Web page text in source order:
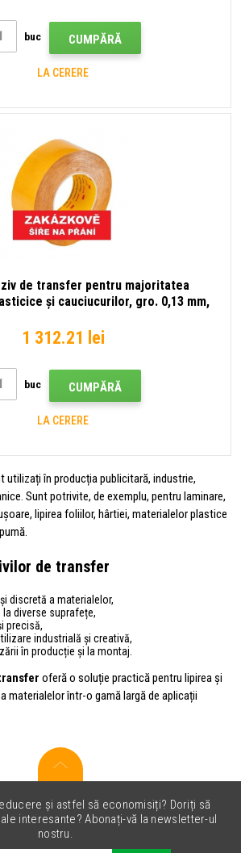
buc CUMPĂRĂ
LA CERERE
de transfer pentru majoritatea
și cauciucurilor, gro. 0,13 mm,
1 312.21 lei
buc CUMPĂRĂ
LA CERERE
utilizați în producția publicitară, industrie,
Sunt potrivite, de exemplu, pentru laminare,
lipirea foliilor, hârtiei, materialelor plastice
de transfer
discretă a materialelor,
diverse suprafețe,
precisă,
industrială și creativă,
în producție și la montaj.
oferă o soluție practică pentru lipirea și
materialelor într-o gamă largă de aplicații
și astfel să economisiți? Doriți să
interesante? Abonați-vă la newsletter-ul
nostru.